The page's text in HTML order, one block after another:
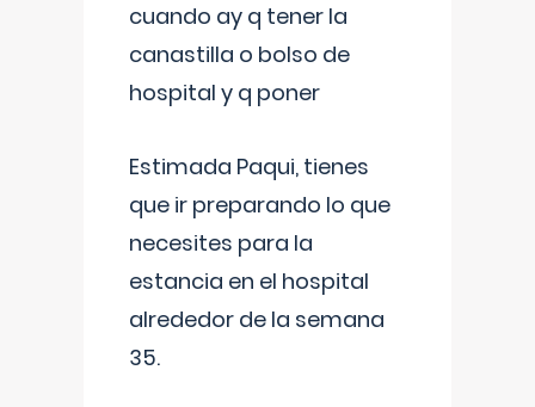
cuando ay q tener la
canastilla o bolso de
hospital y q poner
Estimada Paqui, tienes
que ir preparando lo que
necesites para la
estancia en el hospital
alrededor de la semana
35.